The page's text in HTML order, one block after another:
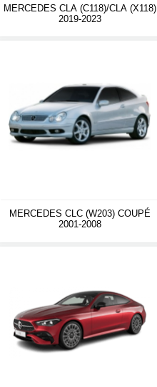
MERCEDES CLA (C118)/CLA (X118)
2019-2023
MERCEDES CLC (W203) COUPÉ
2001-2008